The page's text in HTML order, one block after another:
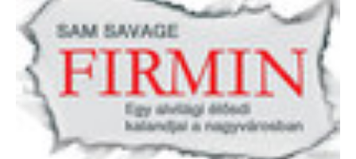
egy
alvilági
élősdi
kalandjai
nagyvárosban